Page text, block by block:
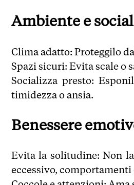
Ambiente e
Clima adatto: Proteggilo
Spazi sicuri: Evita scale
Socializza presto:
timidezza o ansia.
Benessere
Evita la solitudine: Non
eccessivo,